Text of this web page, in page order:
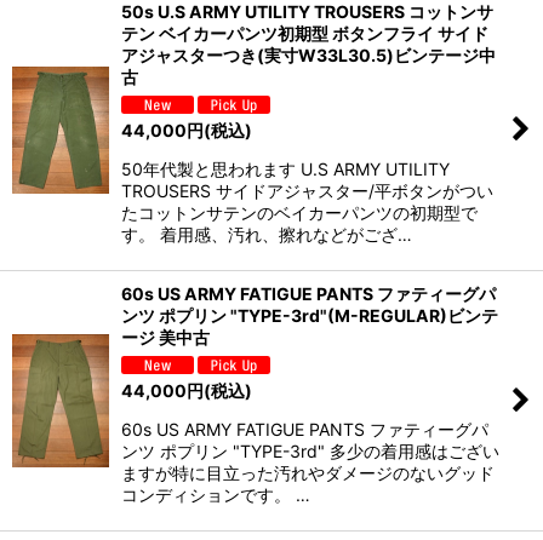
50s U.S ARMY UTILITY TROUSERS コットンサ
テン ベイカーパンツ初期型 ボタンフライ サイド
アジャスターつき(実寸W33L30.5)ビンテージ中
古
44,000円(税込)
50年代製と思われます U.S ARMY UTILITY
TROUSERS サイドアジャスター/平ボタンがつい
たコットンサテンのベイカーパンツの初期型で
す。 着用感、汚れ、擦れなどがござ…
60s US ARMY FATIGUE PANTS ファティーグパ
ンツ ポプリン "TYPE-3rd"(M-REGULAR)ビンテ
ージ 美中古
44,000円(税込)
60s US ARMY FATIGUE PANTS ファティーグパ
ンツ ポプリン "TYPE-3rd" 多少の着用感はござい
ますが特に目立った汚れやダメージのないグッド
コンディションです。 …